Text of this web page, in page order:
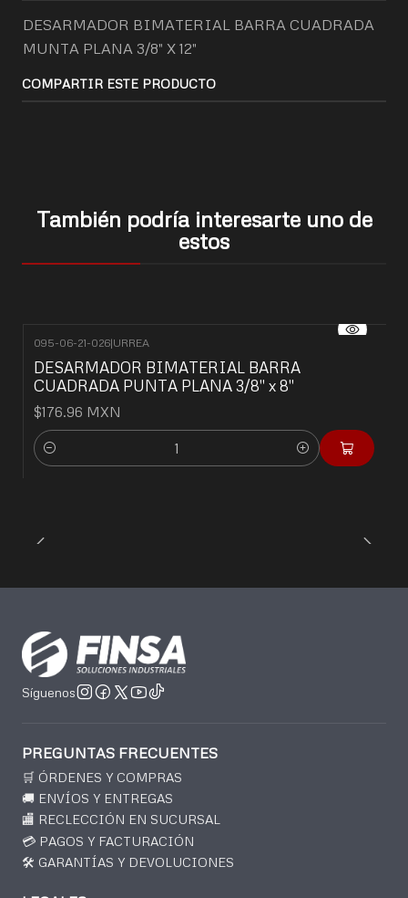
DESARMADOR BIMATERIAL BARRA CUADRADA
MUNTA PLANA 3/8" X 12"
COMPARTIR ESTE PRODUCTO
También podría interesarte uno de
estos
095-06-21-026|URREA
DESARMADOR BIMATERIAL BARRA
CUADRADA PUNTA PLANA 3/8" x 8"
$176.96 MXN
Cantidad
Síguenos
PREGUNTAS FRECUENTES
🛒 ÓRDENES Y COMPRAS
🚚 ENVÍOS Y ENTREGAS
🏬 RECLECCIÓN EN SUCURSAL
💳 PAGOS Y FACTURACIÓN
🛠️ GARANTÍAS Y DEVOLUCIONES